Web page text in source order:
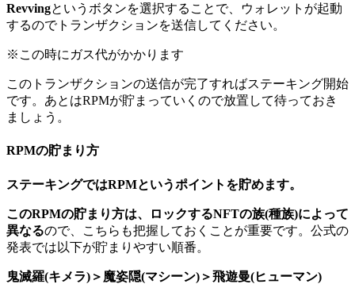
Revvingというボタンを選択することで、ウォレットが起動
するのでトランザクションを送信してください。
※この時にガス代がかかります
このトランザクションの送信が完了すればステーキング開始
です。あとはRPMが貯まっていくので放置して待っておき
ましょう。
RPMの貯まり方
ステーキングではRPMというポイントを貯めます。
このRPMの貯まり方は、ロックするNFTの族(種族)によって
異なるので、こちらも把握しておくことが重要です。公式の
発表では以下が貯まりやすい順番。
鬼滅羅(キメラ)＞魔姿隠(マシーン)＞飛遊曼(ヒューマン)